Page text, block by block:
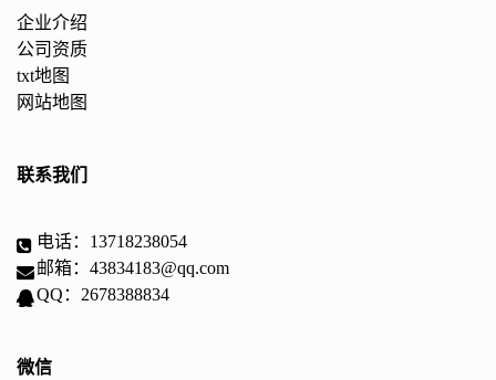
企业介绍
公司资质
txt地图
网站地图
联系我们
电话：13718238054
邮箱：43834183@qq.com
QQ：2678388834
微信